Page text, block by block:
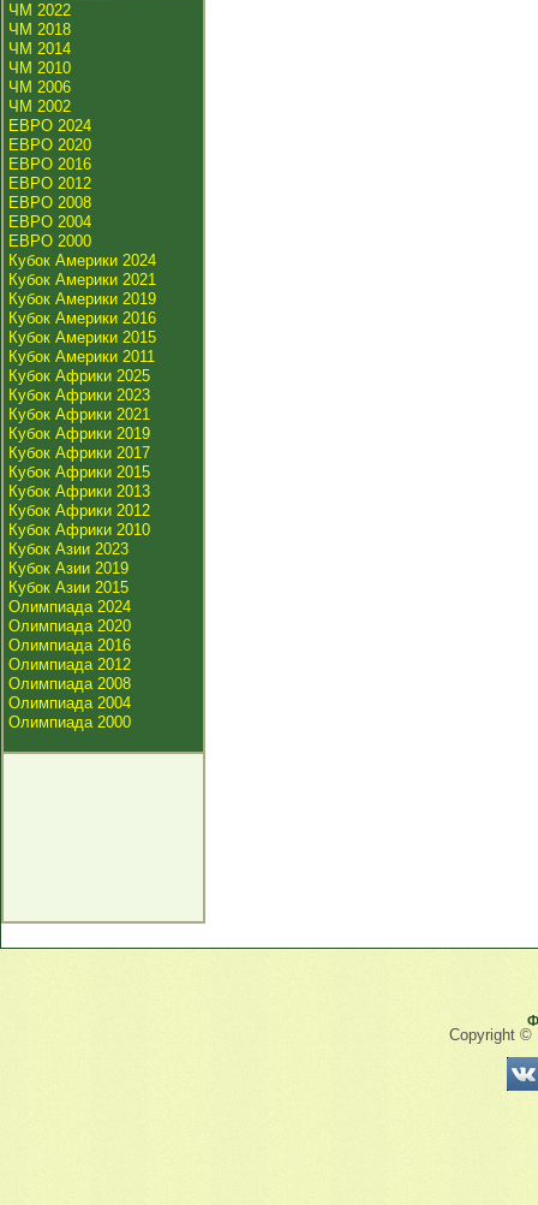
ЧМ 2022
ЧМ 2018
ЧМ 2014
ЧМ 2010
ЧМ 2006
ЧМ 2002
ЕВРО 2024
ЕВРО 2020
ЕВРО 2016
ЕВРО 2012
ЕВРО 2008
ЕВРО 2004
ЕВРО 2000
Кубок Америки 2024
Кубок Америки 2021
Кубок Америки 2019
Кубок Америки 2016
Кубок Америки 2015
Кубок Америки 2011
Кубок Африки 2025
Кубок Африки 2023
Кубок Африки 2021
Кубок Африки 2019
Кубок Африки 2017
Кубок Африки 2015
Кубок Африки 2013
Кубок Африки 2012
Кубок Африки 2010
Кубок Азии 2023
Кубок Азии 2019
Кубок Азии 2015
Олимпиада 2024
Олимпиада 2020
Олимпиада 2016
Олимпиада 2012
Олимпиада 2008
Олимпиада 2004
Олимпиада 2000
Copyright ©